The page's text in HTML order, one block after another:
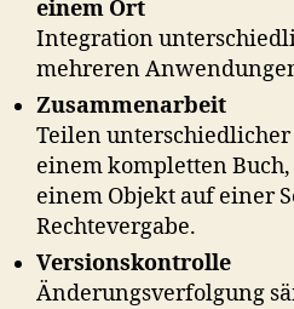
einem Ort
Integration
mehreren
Zusammenarbeit
Teilen
einem kompletten
einem Objekt auf einer
Rechtevergabe.
Versionskontrolle
Änderungsverfolgung